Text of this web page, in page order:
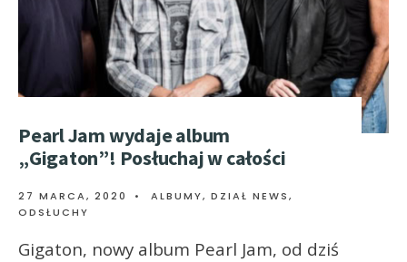
Pearl Jam wydaje album
„Gigaton”! Posłuchaj w całości
27 MARCA, 2020 • ALBUMY, DZIAŁ NEWS,
ODSŁUCHY
Gigaton, nowy album Pearl Jam, od dziś